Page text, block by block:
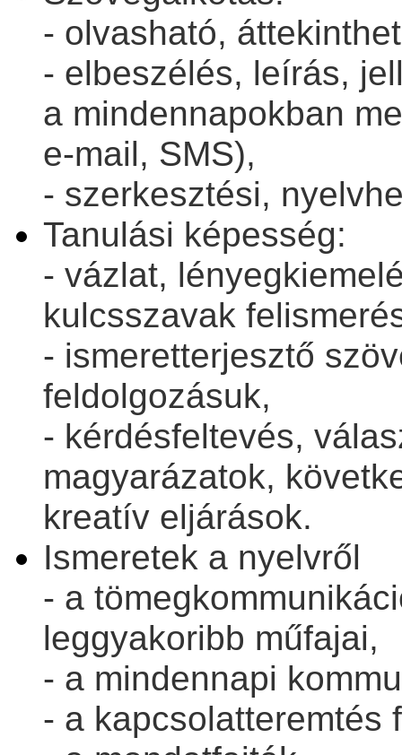
- olvasható,
- elbeszélés, leírás,
a mindennapokban
e-mail, SMS),
- szerkesztési,
Tanulási képesség:
- vázlat,
kulcsszavak
- ismeretterjesztő
feldolgozásuk,
- kérdésfeltevés,
magyarázatok,
kreatív eljárások.
Ismeretek a nyelvről
- a
leggyakoribb műfajai,
- a mindennapi
- a kapcsolatteremtés